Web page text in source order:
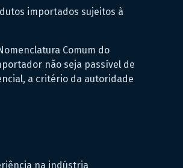
importados sujeitos à
Comum do
não seja passível de
a critério da autoridade
na indústria